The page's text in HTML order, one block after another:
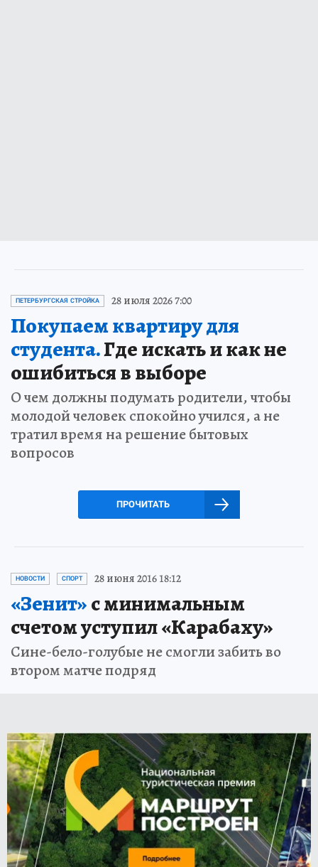
ПЕТЕРБУРГСКАЯ СТРОЙКА 28 июля 2026 7:00
Покупаем квартиру для
студента.Где искать и как не
ошибиться в выборе
О чем должны подумать родители, чтобы
молодой человек спокойно учился, а не
тратил время на решение бытовых
вопросов
ПРОЧИТАТЬ
НОВОСТИ СПОРТ 28 июня 2016 18:12
«Зенит»с минимальным
счетом уступил «Карабаху»
Сине-бело-голубые не смогли забить во
втором матче подряд